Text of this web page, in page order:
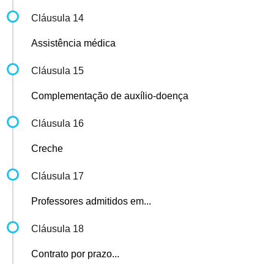
Cláusula 14
Assistência médica
Cláusula 15
Complementação de auxílio-doença
Cláusula 16
Creche
Cláusula 17
Professores admitidos em...
Cláusula 18
Contrato por prazo...